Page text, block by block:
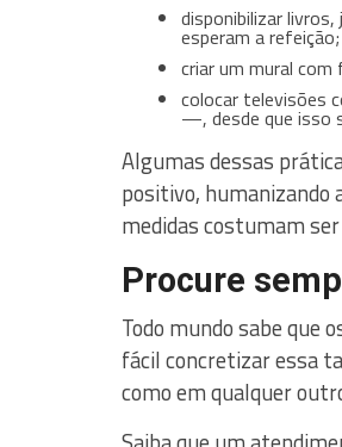
disponibilizar
esperam a refeição;
criar um mural
colocar televisões
—, desde que isso
Algumas dessas
positivo, humanizando
medidas costumam
Procure
Todo mundo sabe que
fácil concretizar essa
como em qualquer